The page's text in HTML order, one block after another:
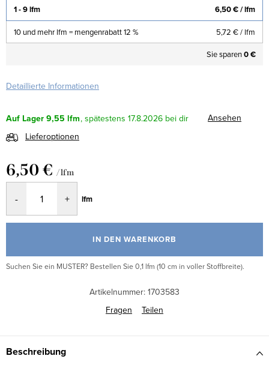
1 - 9 lfm 6,50 €/ lfm
10 und mehr lfm = mengenrabatt 12 % 5,72 €/ lfm
Sie sparen0 €
Detaillierte Informationen
Auf Lager 9,55 lfm 17.8.2026
Ansehen
Lieferoptionen
6,50 € / lfm
lfm
IN DEN WARENKORB
Suchen Sie ein MUSTER? Bestellen Sie 0,1 lfm (10 cm in voller Stoffbreite).
Artikelnummer: 1703583
Fragen
Teilen
Beschreibung